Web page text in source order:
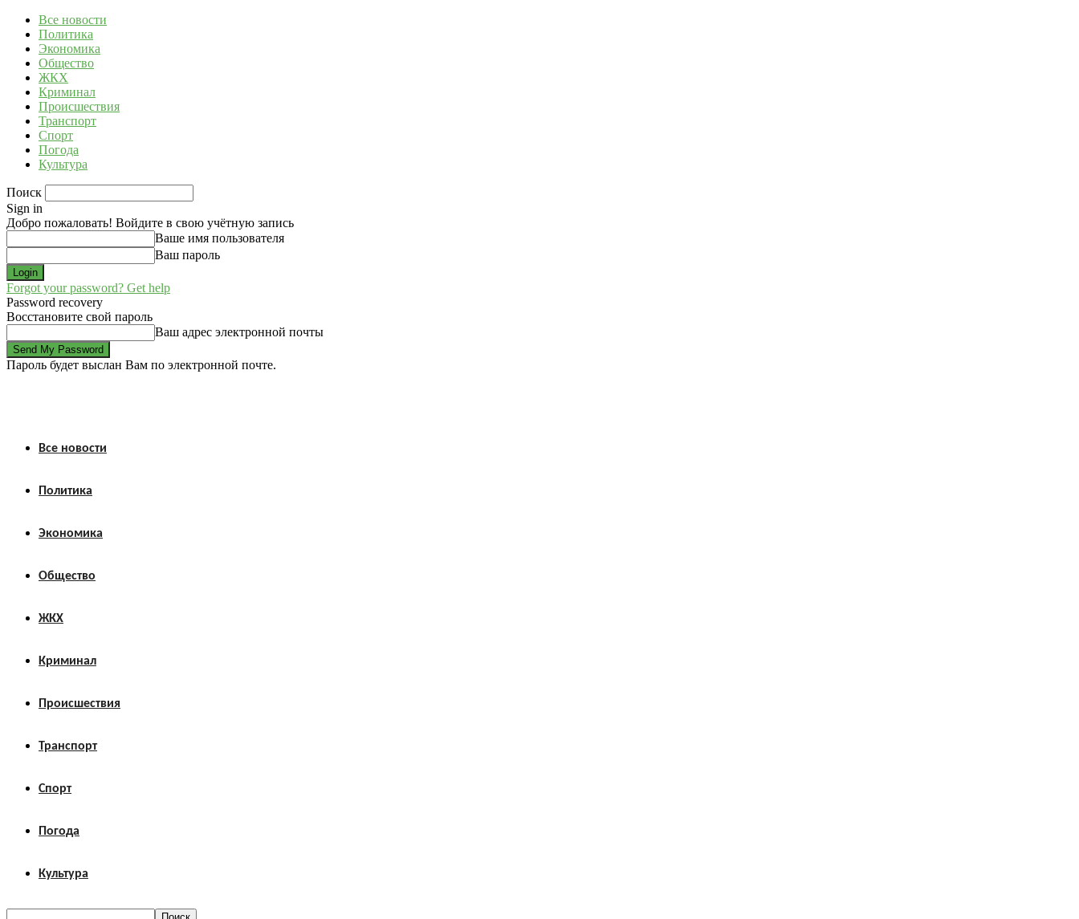
Все новости
Политика
Экономика
Общество
ЖКХ
Криминал
Происшествия
Транспорт
Спорт
Погода
Культура
Поиск
Sign in
Добро пожаловать! Войдите в свою учётную запись
Ваше имя пользователя
Ваш пароль
Forgot your password? Get help
Password recovery
Восстановите свой пароль
Ваш адрес электронной почты
Пароль будет выслан Вам по электронной почте.
Все новости
Политика
Экономика
Общество
ЖКХ
Криминал
Происшествия
Транспорт
Спорт
Погода
Культура